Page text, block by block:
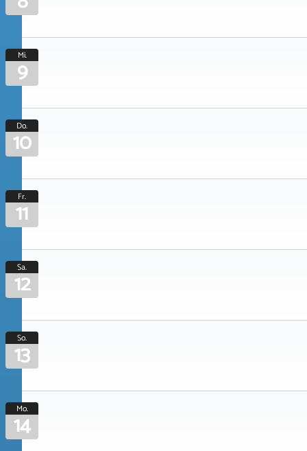
Mi.
9
Do.
10
Fr.
11
Sa.
12
So.
13
Mo.
14